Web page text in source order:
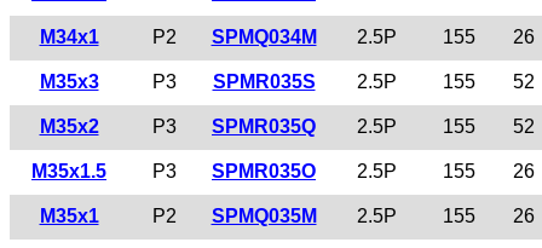
M34x1 P2 SPMQ034M 2.5P 155 26
M35x3 P3 SPMR035S 2.5P 155 52
M35x2 P3 SPMR035Q 2.5P 155 52
M35x1.5 P3 SPMR035O 2.5P 155 26
M35x1 P2 SPMQ035M 2.5P 155 26